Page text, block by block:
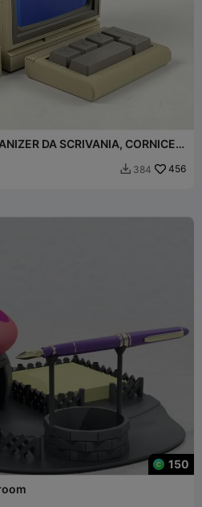
DA SCRIVANIA, CORNICE,
 384 456
150